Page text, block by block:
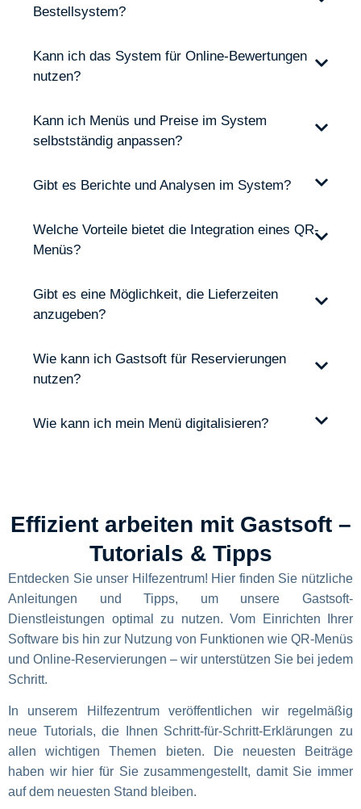
Bestellsystem?
Kann ich das System für Online-Bewertungen
nutzen?
Kann ich Menüs und Preise im System
selbstständig anpassen?
Gibt es Berichte und Analysen im System?
Welche Vorteile bietet die Integration eines QR-
Menüs?
Gibt es eine Möglichkeit, die Lieferzeiten
anzugeben?
Wie kann ich Gastsoft für Reservierungen
nutzen?
Wie kann ich mein Menü digitalisieren?
Effizient arbeiten mit Gastsoft –
Tutorials & Tipps
Entdecken Sie unser Hilfezentrum! Hier finden Sie nützliche
Anleitungen und Tipps, um unsere Gastsoft-
Dienstleistungen optimal zu nutzen. Vom Einrichten Ihrer
Software bis hin zur Nutzung von Funktionen wie QR-Menüs
und Online-Reservierungen – wir unterstützen Sie bei jedem
Schritt.
In unserem Hilfezentrum veröffentlichen wir regelmäßig
neue Tutorials, die Ihnen Schritt-für-Schritt-Erklärungen zu
allen wichtigen Themen bieten. Die neuesten Beiträge
haben wir hier für Sie zusammengestellt, damit Sie immer
auf dem neuesten Stand bleiben.